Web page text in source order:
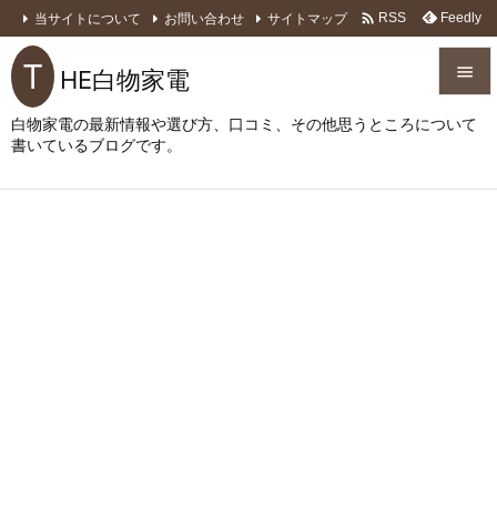
T HE白物家電
白物家電の最新情報や選び方、口コミ、その他思うところについて
書いているブログです。


当サイトについて お問い合わせ サイトマップ  RSS Feedly